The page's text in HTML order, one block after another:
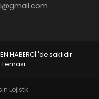
HABERCİ 'de saklıdır.
Lojistik